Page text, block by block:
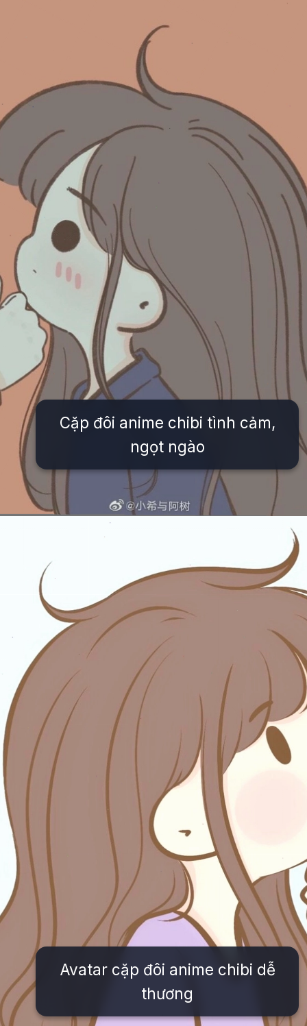
Cặp đôi anime chibi tình cảm,
ngọt ngào
https://issiloo.edu.vn/avatar-anh-cap-doi-anime-chibi-cute
Avatar cặp đôi anime chibi dễ
thương